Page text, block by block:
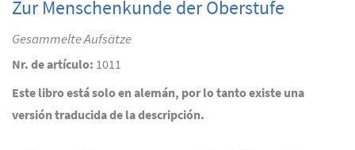
Zur Menschenkunde der Oberstufe
Gesammelte Aufsätze
Nr. de artículo: 1011
Este libro está solo en alemán, por lo tanto existe una
versión traducida de la descripción.